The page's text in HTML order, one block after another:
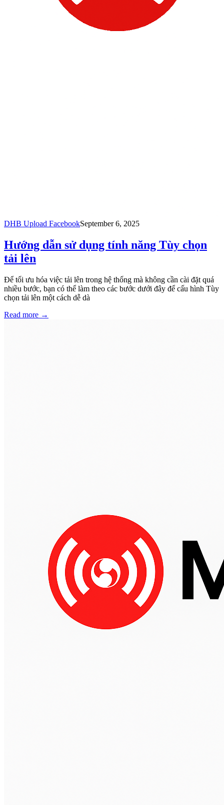
DHB Upload FacebookSeptember 6, 2025
Hướng dẫn sử dụng tính năng Tùy chọn
tải lên
Để tối ưu hóa việc tải lên trong hệ thống mà không cần cài đặt quá
nhiều bước, bạn có thể làm theo các bước dưới đây để cấu hình Tùy
chọn tải lên một cách dễ dà
Read more →